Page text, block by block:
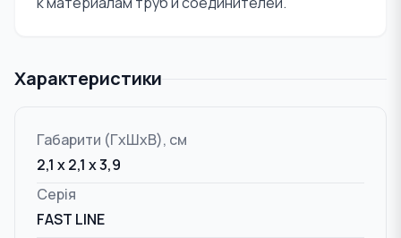
Характеристики
Габарити (ГxШxВ), см
2,1 x 2,1 x 3,9
Серія
FAST LINE